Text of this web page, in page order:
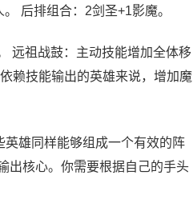
后排组合：2剑圣+1影魔。
远祖战鼓：主动技能增加全体移
赖技能输出的英雄来说，增加魔
雄同样能够组成一个有效的阵
出核心。你需要根据自己的手头